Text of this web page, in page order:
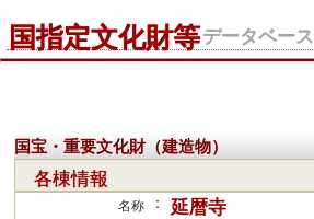
国指定文化財等データベース
国宝・重要文化財（建造物）
各棟情報
名称 ： 延暦寺